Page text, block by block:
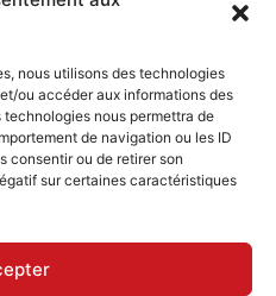
nous utilisons des technologies
ou accéder aux informations des
nous permettra de
de navigation ou les ID
consentir ou de retirer son
sur certaines caractéristiques